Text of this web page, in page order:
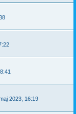
2023, 16:19